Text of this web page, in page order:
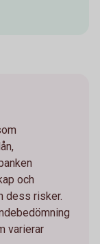
och
dess risker.
varierar